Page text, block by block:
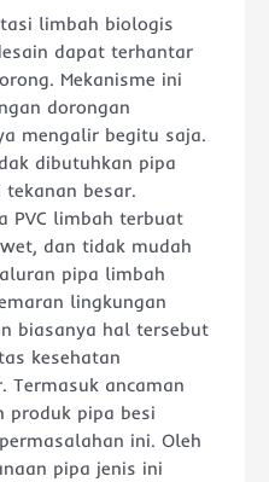
limbah biologis
dapat terhantar
Mekanisme ini
dorongan
mengalir begitu saja.
dibutuhkan pipa
tekanan besar.
PVC limbah terbuat
dan tidak mudah
pipa limbah
lingkungan
biasanya hal tersebut
kesehatan
Termasuk ancaman
produk pipa besi
ini. Oleh
pipa jenis ini